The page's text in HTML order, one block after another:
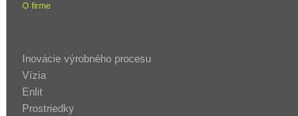
O firme
Inovácie výrobného procesu
Vízia
Enlit
Prostriedky